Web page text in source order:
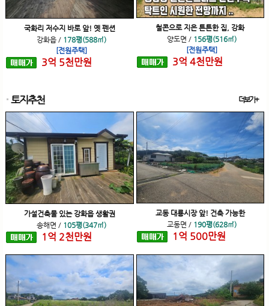
국화리 저수지 바로 앞! 옛 펜션
강화읍/ 178평(588㎡)
[전원주택]
3억 5천만원
철콘으로 지은 튼튼한 집, 강화
양도면 / 156평(516㎡)
[전원주택]
3억 4천만원
토지추천 더보기+
가설건축물 있는 강화읍 생활권
송해면 / 105평(347㎡)
1 억 2천만원
교동 대룡시장 앞! 건축 가능한
교동면 / 190평(628㎡)
1 억 500만원